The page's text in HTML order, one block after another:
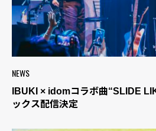
NEWS
IBUKI × idomコラボ曲“SLIDE
ックス配信決定